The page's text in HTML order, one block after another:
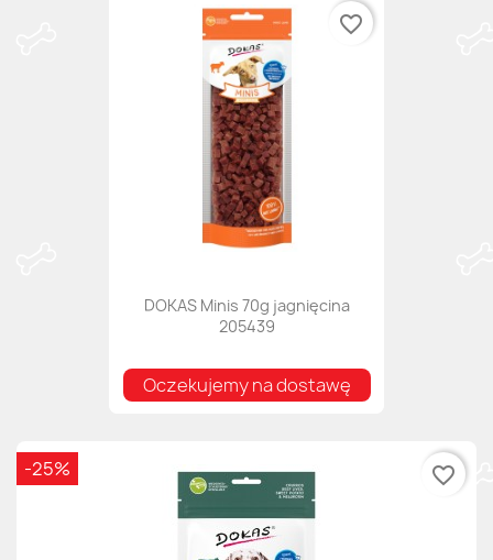
DOKAS Minis 70g jagnięcina
205439
Oczekujemy na dostawę
favorite_border
-25% favorite_border